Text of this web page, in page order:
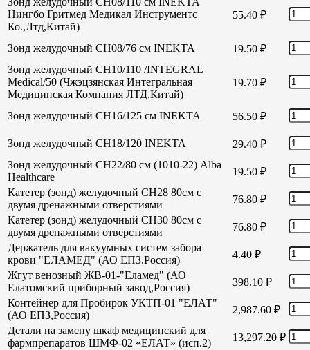
Нингбо Гритмед Медикал Инструментс
Ко.,Лтд,Китай)
55.40 ₽
Зонд желудочный СН08/76 см INEKTA 19.50 ₽
Зонд желудочный СН10/110 /INTEGRAL
Medical/50 (Чжэцзянская Интегральная
Медицинская Компания ЛТД,Китай)
19.70 ₽
Зонд желудочный СН16/125 см INEKTA 56.50 ₽
Зонд желудочный СН18/120 INEKTA 29.40 ₽
Зонд желудочный СН22/80 см (1010-22) Alba
Healthcare
19.50 ₽
Катетер (зонд) желудочный СН28 80см с
двумя дренажными отверстиями
76.80 ₽
Катетер (зонд) желудочный СН30 80см с
двумя дренажными отверстиями
76.80 ₽
Держатель для вакуумных систем забора
крови "ЕЛАМЕД" (АО ЕПЗ.Россия)
4.40 ₽
Жгут венозный ЖВ-01-"Еламед" (АО
Елатомский приборный завод,Россия)
398.10 ₽
Контейнер для Пробирок УКТП-01 "ЕЛАТ"
(АО ЕПЗ,Россия)
2,987.60 ₽
Детали на замену шкаф медицинский для
фармпрепаратов ШМФ-02 «ЕЛАТ» (исп.2)
13,297.20 ₽